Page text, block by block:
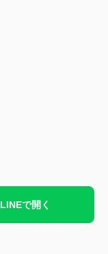
LINEで開く